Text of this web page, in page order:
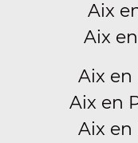
Aix
Aix
Aix en
Aix en
Aix en